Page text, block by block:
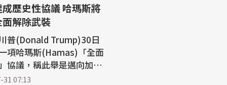
歷史性協議 哈瑪斯將
解除武裝
普(Donald Trump)30日
項哈瑪斯(Hamas)「全面
協議，稱此舉是邁向加薩
府的關鍵一步。 川普在
31 07:13